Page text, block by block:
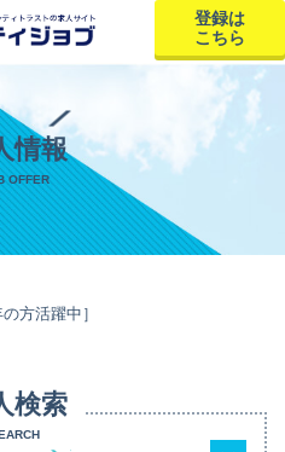
登録は
こちら
情報
OFFER
方活躍中］
検索